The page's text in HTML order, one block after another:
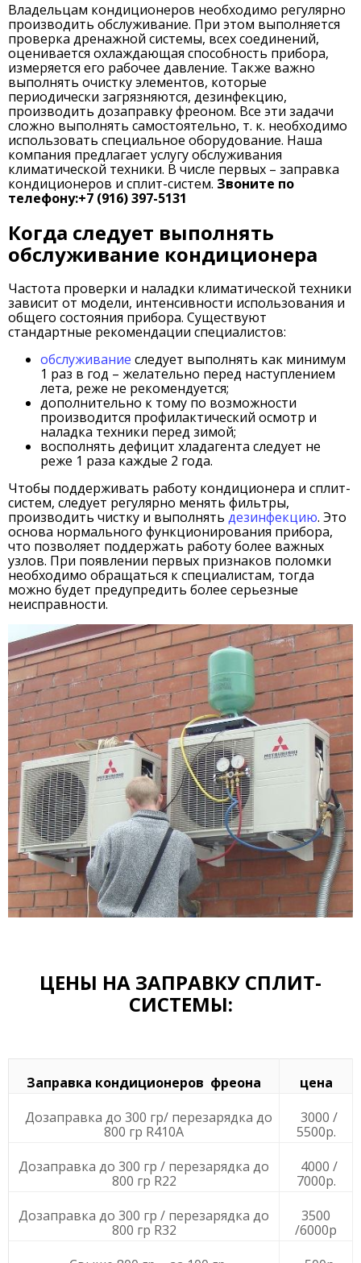
Владельцам кондиционеров необходимо регулярно
производить обслуживание. При этом выполняется
проверка дренажной системы, всех соединений,
оценивается охлаждающая способность прибора,
измеряется его рабочее давление. Также важно
выполнять очистку элементов, которые
периодически загрязняются, дезинфекцию,
производить дозаправку фреоном. Все эти задачи
сложно выполнять самостоятельно, т. к. необходимо
использовать специальное оборудование. Наша
компания предлагает услугу обслуживания
климатической техники. В числе первых – заправка
кондиционеров и сплит-систем. Звоните по
телефону:+7 (916) 397-5131
Когда следует выполнять
обслуживание кондиционера
Частота проверки и наладки климатической техники
зависит от модели, интенсивности использования и
общего состояния прибора. Существуют
стандартные рекомендации специалистов:
обслуживание следует выполнять как минимум
1 раз в год – желательно перед наступлением
лета, реже не рекомендуется;
дополнительно к тому по возможности
производится профилактический осмотр и
наладка техники перед зимой;
восполнять дефицит хладагента следует не
реже 1 раза каждые 2 года.
Чтобы поддерживать работу кондиционера и сплит-
систем, следует регулярно менять фильтры,
производить чистку и выполнять дезинфекцию. Это
основа нормального функционирования прибора,
что позволяет поддержать работу более важных
узлов. При появлении первых признаков поломки
необходимо обращаться к специалистам, тогда
можно будет предупредить более серьезные
неисправности.
ЦЕНЫ НА ЗАПРАВКУ СПЛИТ-
СИСТЕМЫ:
Заправка кондиционеров фреона
цена
Дозаправка до 300 гр/ перезарядка до
800 гр R410А
3000 /
5500р.
Дозаправка до 300 гр / перезарядка до
800 гр R22
4000 /
7000р.
Дозаправка до 300 гр / перезарядка до
800 гр R32
3500
/6000р